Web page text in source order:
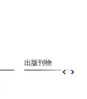
出版刊物